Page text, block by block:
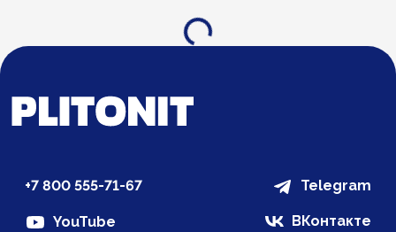
Загрузка...
+7 800 555-71-67 Telegram
YouTube ВКонтакте